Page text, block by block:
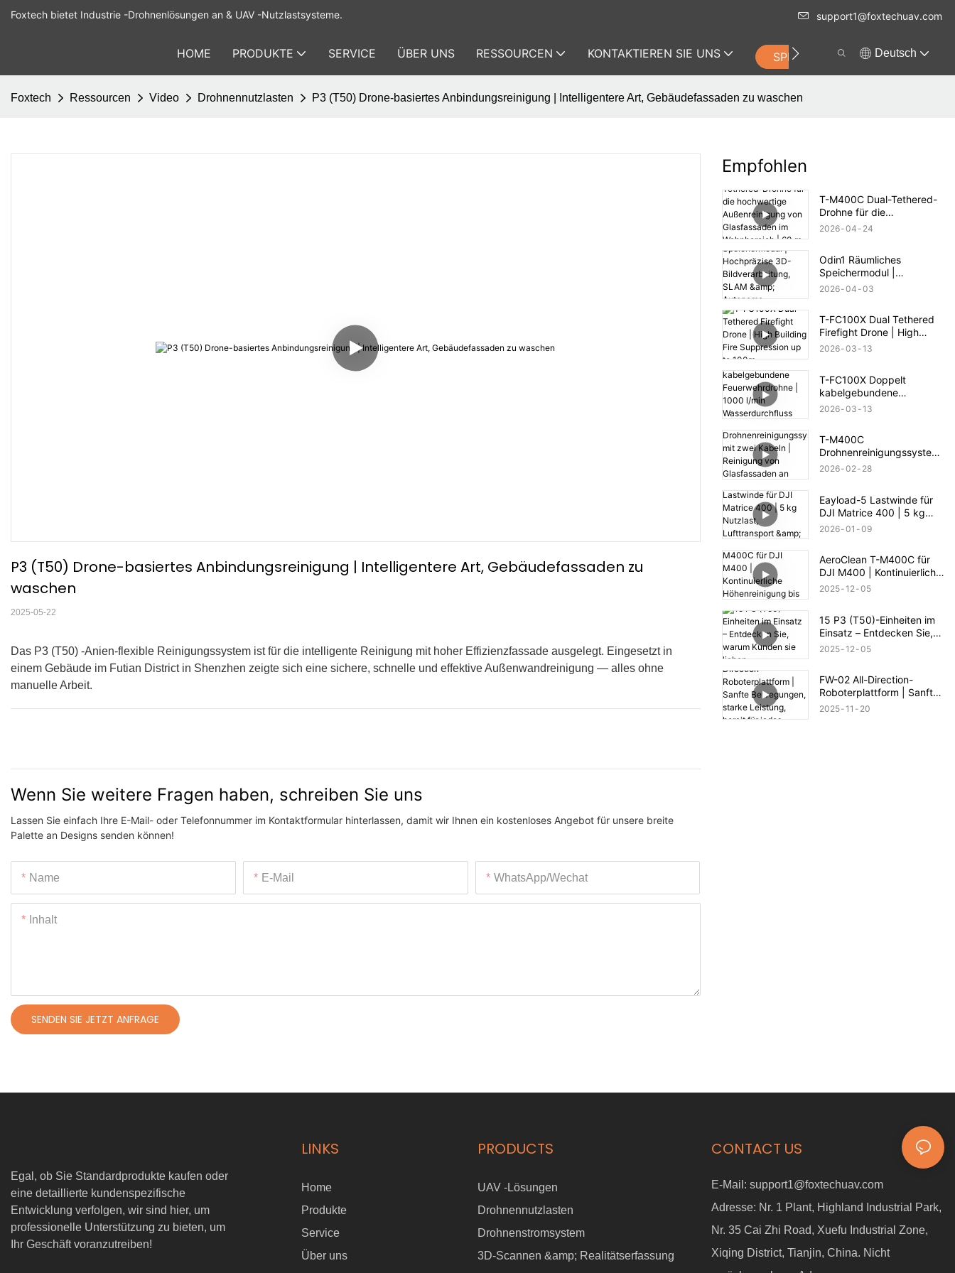
Foxtech bietet Industrie -Drohnenlösungen an & UAV -Nutzlastsysteme. support1@foxtechuav.com
HOME PRODUKTE SERVICE ÜBER UNS RESSOURCEN KONTAKTIEREN SIE UNS SPEICHERN Deutsch
Foxtech Ressourcen Video Drohnennutzlasten P3 (T50) Drone-basiertes Anbindungsreinigung | Intelligentere Art, Gebäudefassaden zu waschen
P3 (T50) Drone-basiertes Anbindungsreinigung | Intelligentere Art, Gebäudefassaden zu
waschen
2025-05-22
Das P3 (T50) -Anien-flexible Reinigungssystem ist für die intelligente Reinigung mit hoher Effizienzfassade ausgelegt. Eingesetzt in
einem Gebäude im Futian District in Shenzhen zeigte sich eine sichere, schnelle und effektive Außenwandreinigung — alles ohne
manuelle Arbeit.
Wenn Sie weitere Fragen haben, schreiben Sie uns
Lassen Sie einfach Ihre E-Mail- oder Telefonnummer im Kontaktformular hinterlassen, damit wir Ihnen ein kostenloses Angebot für unsere breite
Palette an Designs senden können!
Name E-Mail WhatsApp/Wechat
Inhalt
SENDEN SIE JETZT ANFRAGE
Empfohlen
T-M400C Dual-Tethered-
Drohne für die
hochwertige
Wohnbereich | 60 m
Reichweite
2026 04 24
Odin1 Räumliches
Speichermodul |
Hochpräzise 3D-
2026 04 03
T-FC100X Dual Tethered
Firefight Drone | High
Building Fire Suppression
2026 03 13
T-FC100X Doppelt
kabelgebundene
Feuerwehrdrohne | 1000
2026 03 13
T-M400C
Drohnenreinigungssystem
mit zwei Kabeln |
Geschäftsgebäuden
2026 02 28
Eayload-5 Lastwinde für
DJI Matrice 400 | 5 kg
Nutzlast, Lufttransport &
2026 01 09
AeroClean T-M400C für
DJI M400 | Kontinuierliche
Höhenreinigung bis 60 m
2025 12 05
15 P3 (T50)-Einheiten im
Einsatz – Entdecken Sie,
warum Kunden sie lieben
2025 12 05
FW-02 All-Direction-
Roboterplattform | Sanfte
Bewegungen, starke
2025 11 20
Egal, ob Sie Standardprodukte kaufen oder
eine detaillierte kundenspezifische
Entwicklung verfolgen, wir sind hier, um
professionelle Unterstützung zu bieten, um
Ihr Geschäft voranzutreiben!
LINKS
Home
Produkte
Service
Über uns
PRODUCTS
UAV -Lösungen
Drohnennutzlasten
Drohnenstromsystem
3D-Scannen &amp; Realitätserfassung
CONTACT US
E-Mail: support1@foxtechuav.com
Adresse: Nr. 1 Plant, Highland Industrial Park,
Nr. 35 Cai Zhi Road, Xuefu Industrial Zone,
Xiqing District, Tianjin, China. Nicht